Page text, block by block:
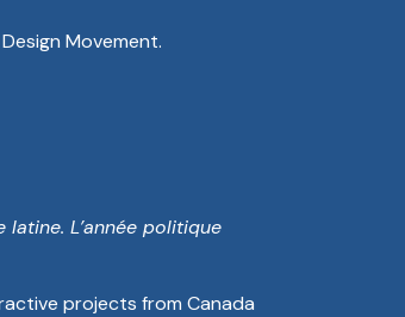
Movement.
latine. L’année politique
projects from Canada